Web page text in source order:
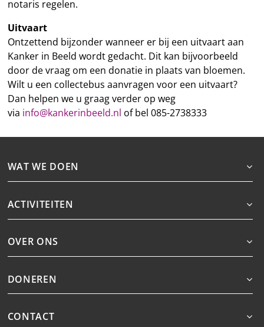
notaris regelen.
Uitvaart
Ontzettend bijzonder wanneer er bij een uitvaart aan
Kanker in Beeld wordt gedacht. Dit kan bijvoorbeeld
door de vraag om een donatie in plaats van bloemen.
Wilt u een collectebus aanvragen voor een uitvaart?
Dan helpen we u graag verder op weg
via info@kankerinbeeld.nl of bel 085-2738333
WAT WE DOEN
ACTIVITEITEN
OVER ONS
DONEREN
CONTACT